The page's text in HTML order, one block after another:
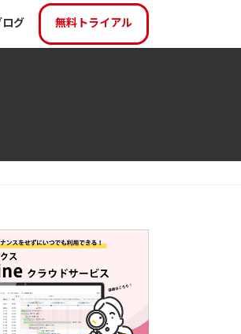
ログ 無料トライアル